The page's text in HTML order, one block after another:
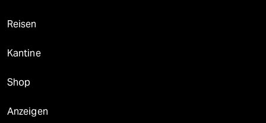
Reisen
Kantine
Shop
Anzeigen